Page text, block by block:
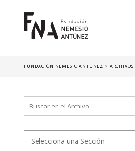
FUNDACIÓN NEMESIO ANTÚNEZ > ARCHIVOS